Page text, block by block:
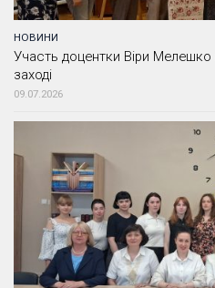
НОВИНИ
Участь доцентки Віри Мелешко
заході
09.07.2026